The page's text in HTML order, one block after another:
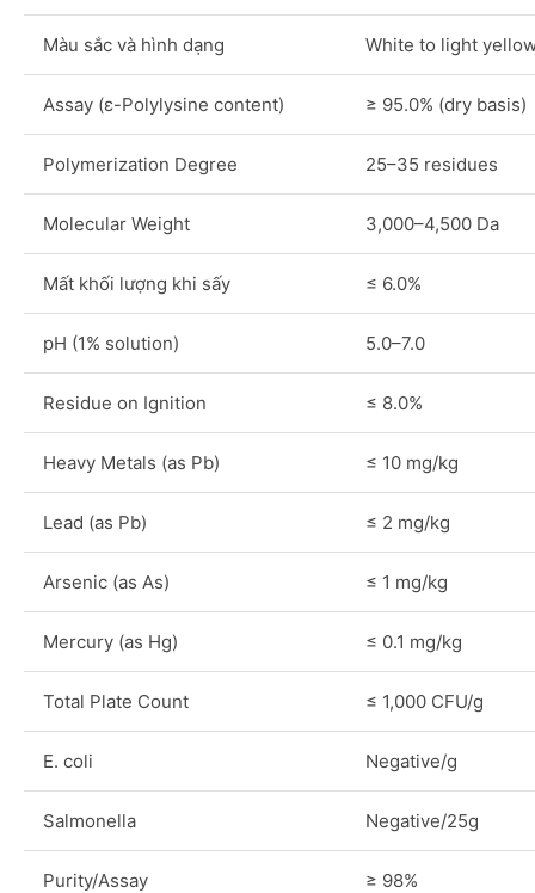
Màu sắc và hình dạng White to light
Assay (ε-Polylysine content) ≥ 95.0% (dry basis)
Polymerization Degree 25–35 residues
Molecular Weight 3,000–4,500 Da
Mất khối lượng khi sấy ≤ 6.0%
pH (1% solution) 5.0–7.0
Residue on Ignition ≤ 8.0%
Heavy Metals (as Pb) ≤ 10 mg/kg
Lead (as Pb) ≤ 2 mg/kg
Arsenic (as As) ≤ 1 mg/kg
Mercury (as Hg) ≤ 0.1 mg/kg
Total Plate Count ≤ 1,000 CFU/g
E. coli Negative/g
Salmonella Negative/25g
Purity/Assay ≥ 98%